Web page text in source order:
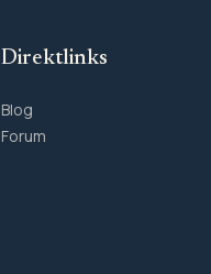
Direktlinks
Blog
Forum